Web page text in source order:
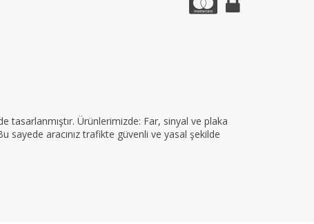
tasarlanmıştır. Ürünlerimizde: Far, sinyal ve plaka
sayede aracınız trafikte güvenli ve yasal şekilde